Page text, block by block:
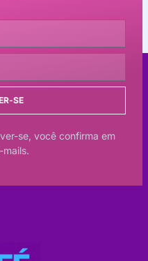
SE
se, você confirma em